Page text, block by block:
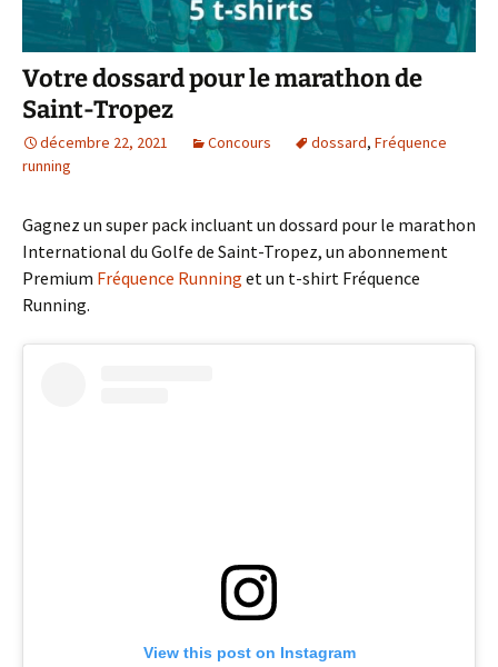
Votre dossard pour le marathon de
Saint-Tropez
décembre 22, 2021 Concours dossard, Fréquence
running
Gagnez un super pack incluant un dossard pour le marathon
International du Golfe de Saint-Tropez, un abonnement
Premium Fréquence Running et un t-shirt Fréquence
Running.
View this post on Instagram